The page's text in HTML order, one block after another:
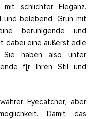
schlichter Eleganz.
und belebend. Grün mit
beruhigende und
dabei eine äußerst edle
haben also unter
f[r Ihren Stil und
Eyecatcher, aber
Damit das